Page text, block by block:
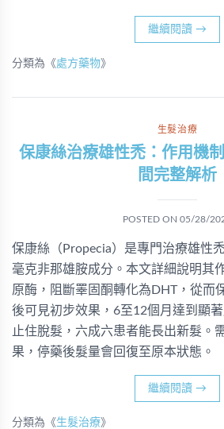
繼續閱讀 →
分類為《處方藥物》
生髮治療
保康絲治療雄性禿：作用機
間完整解析
POSTED ON 05/28/
保康絲（Propecia）是專門治療雄性
毫克非那雄胺成分。本文詳細說明其
原酶，阻斷睪固酮轉化為DHT，從而
後可見初步效果，6至12個月達到顯
止住脫髮，六成六患者能長出新髮。
果，停藥後髮量會回復至原本狀態。
繼續閱讀 →
分類為《生髮治療》